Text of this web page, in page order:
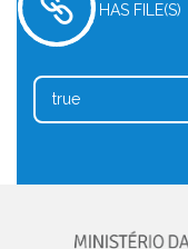
HAS FILE(S)
true